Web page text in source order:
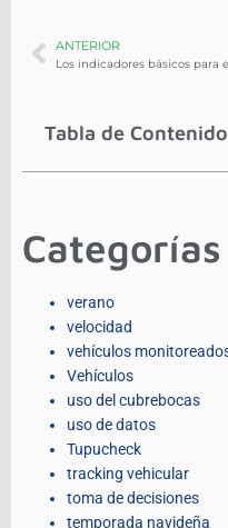
ANTERIOR
Tabla de Contenido
Categorías
verano
velocidad
vehículos
Vehículos
uso del cubrebocas
uso de datos
Tupucheck
tracking vehicular
toma de decisiones
temporada navideña